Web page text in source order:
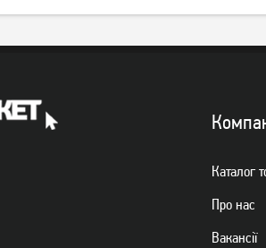
Каталог
Про нас
Вакансії